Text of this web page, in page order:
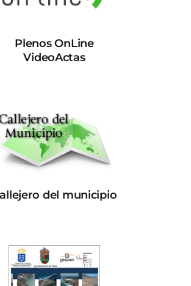
Plenos OnLine
VideoActas
del municipio